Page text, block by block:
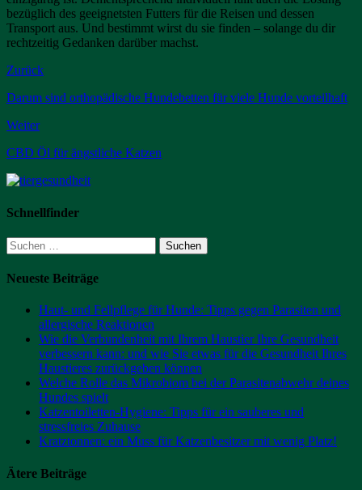
bezüglich des geeignetsten Futters für die Reisen und dessen
Transport aus. Und bestimmt wirst du sie finden – solange du dir
rechtzeitig Gedanken darüber machst.
Zurück
Darum sind orthopädische Hundebetten für viele Hunde vorteilhaft
Weiter
CBD Öl für ängstliche Katzen
Schnellfinder
Suchen
nach:
Neueste Beiträge
Haut- und Fellpflege für Hunde: Tipps gegen Parasiten und
allergische Reaktionen
Wie die Verbundenheit mit Ihrem Haustier Ihre Gesundheit
verbessern kann: und wie Sie etwas für die Gesundheit Ihres
Haustieres zurückgeben können
Welche Rolle das Mikrobiom bei der Parasitenabwehr deines
Hundes spielt
Katzentoiletten-Hygiene: Tipps für ein sauberes und
stressfreies Zuhause
Kratztonnen: ein Muss für Katzenbesitzer mit wenig Platz!
Ätere Beiträge